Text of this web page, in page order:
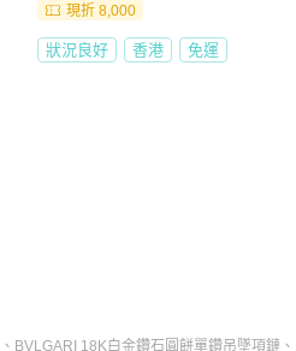
現折 8,000
狀況良好 香港 免運
、 BVLGARI 18K白金鑽石圓餅單鑽吊墜項鏈 、